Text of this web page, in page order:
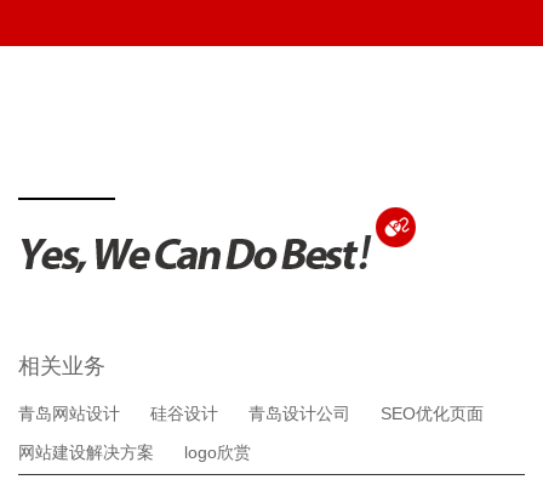
相关业务
青岛网站设计 硅谷设计 青岛设计公司
SEO优化页面
网站建设解决方案
logo欣赏